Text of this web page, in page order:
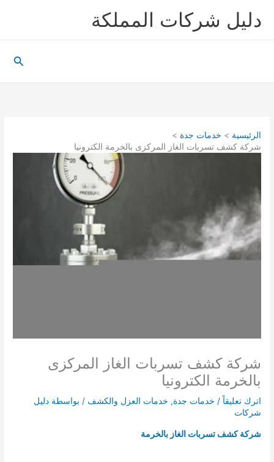
دليل شركات المملكة
الرئيسية
خدمات جدة
شركة كشف تسربات الغاز المركزى بالخرمة الكترونيا
شركة كشف تسربات الغاز المركزى
بالخرمة الكترونيا
اترك تعليقاً / خدمات جدة, خدمات العزل والكشف / بواسطة دليل
شركات
شركة كشف تسربات الغاز بالخرمة